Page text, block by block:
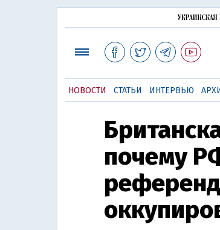
НОВОСТИ СТАТЬИ ИНТЕРВЬЮ
почему